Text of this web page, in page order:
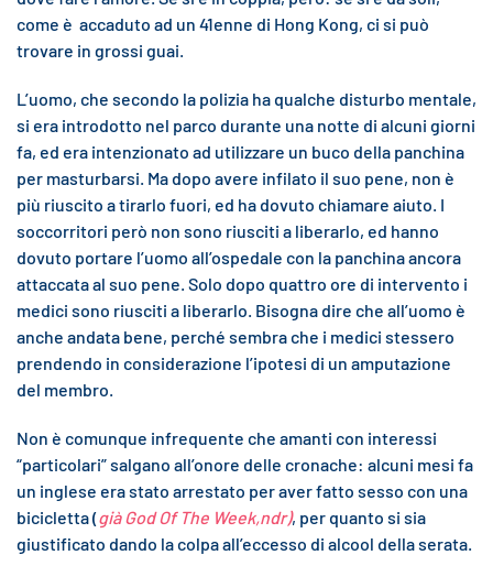
come è accaduto ad un 41enne di Hong Kong, ci si può
trovare in grossi guai.
L’uomo, che secondo la polizia ha qualche disturbo mentale,
si era introdotto nel parco durante una notte di alcuni giorni
fa, ed era intenzionato ad utilizzare un buco della panchina
per masturbarsi. Ma dopo avere infilato il suo pene, non è
più riuscito a tirarlo fuori, ed ha dovuto chiamare aiuto. I
soccorritori però non sono riusciti a liberarlo, ed hanno
dovuto portare l’uomo all’ospedale con la panchina ancora
attaccata al suo pene. Solo dopo quattro ore di intervento i
medici sono riusciti a liberarlo. Bisogna dire che all’uomo è
anche andata bene, perché sembra che i medici stessero
prendendo in considerazione l’ipotesi di un amputazione
del membro.
Non è comunque infrequente che amanti con interessi
“particolari” salgano all’onore delle cronache: alcuni mesi fa
un inglese era stato arrestato per aver fatto sesso con una
bicicletta (già God Of The Week,ndr), per quanto si sia
giustificato dando la colpa all’eccesso di alcool della serata.